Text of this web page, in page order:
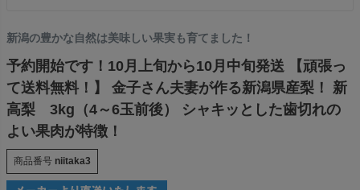
新潟の豊かな自然は美味しい果実も育てました！
予約開始です！10月上旬から10月中旬発送 【頑張っ
て送料無料！】 金子さん夫妻が作る新潟県産梨！ 新
高梨 3kg（4～6玉前後） シャキッとした歯切れの
よい果肉が特徴！
商品番号 niitaka3